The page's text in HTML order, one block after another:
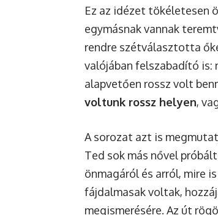
Ez az idézet tökéletesen
egymásnak vannak
rendre szétválasztotta
valójában felszabadító is:
alapvetően rossz volt
voltunk rossz helyen,
A sorozat azt is
Ted sok más nővel
önmagáról és arról, mire
fájdalmasak voltak,
megismerésére. Az út